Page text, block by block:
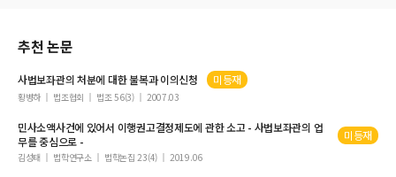
추천 논문
사법보좌관의 처분에 대한 불복과 이의신청 미등재
황병하 법조협회 법조 56(3) 2007.03
민사소액사건에 있어서 이행권고결정제도에 관한 소고 - 사법보좌관의 업
무를 중심으로 -
미등재
김성태 법학연구소 법학논집 23(4) 2019.06